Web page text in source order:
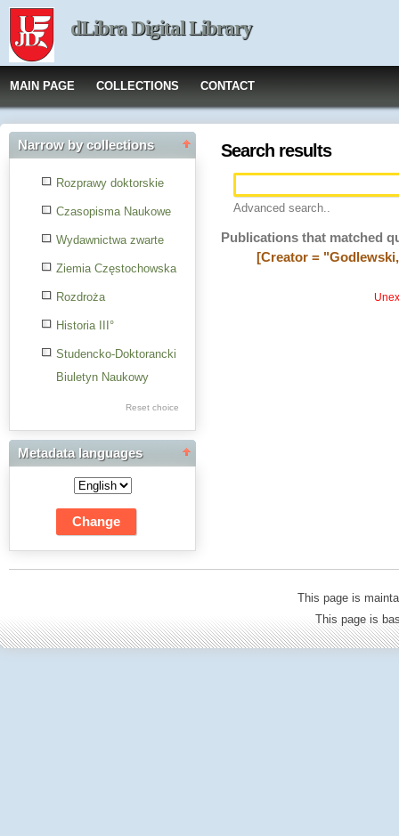
dLibra Digital Library
MAIN PAGE COLLECTIONS CONTACT
Narrow by collections
Rozprawy doktorskie
Czasopisma Naukowe
Wydawnictwa zwarte
Ziemia Częstochowska
Rozdroża
Historia III°
Studencko-Doktorancki
Biuletyn Naukowy
Res Academicae
Science Project Scripts
Biuletyn Informacyjny
WSP w Częstochowie
Reset choice
Metadata languages
Search results
Advanced search..
Publications that matched
[Creator =
This page is
This page is